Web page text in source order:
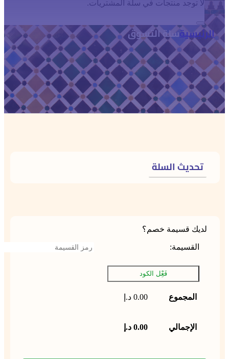
لا توجد منتجات في سلة المشتريات.
الرئيسيةسلة التسوق
تحديث السلة
لديك قسيمة خصم؟
القسيمة:
‏فَعِْل الكود
المجموع د.إ0.00
الإجمالي د.إ0.00